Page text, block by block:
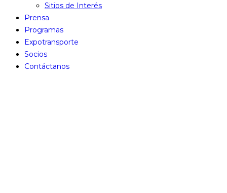
Sitios de Interés
Prensa
Programas
Expotransporte
Socios
Contáctanos